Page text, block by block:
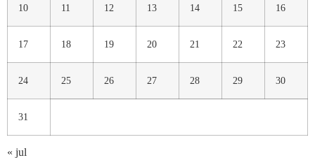
10 11 12 13 14 15 16
17 18 19 20 21 22 23
24 25 26 27 28 29 30
31
« jul